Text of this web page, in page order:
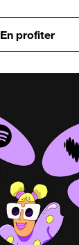
En profiter